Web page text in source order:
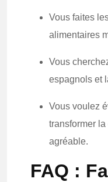
Vous faites
alimentaires
Vous
espagnols et
Vous voulez
transformer
agréable.
FAQ :